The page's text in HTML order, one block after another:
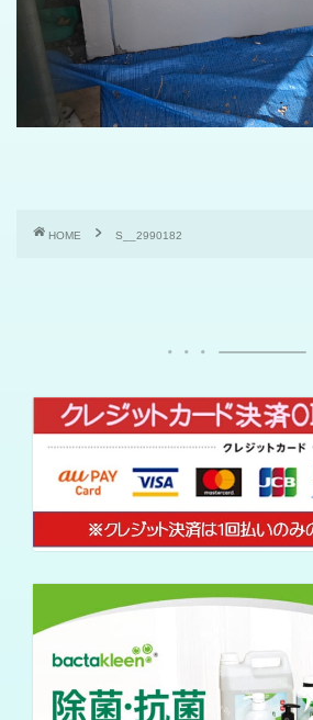
HOME S__2990182